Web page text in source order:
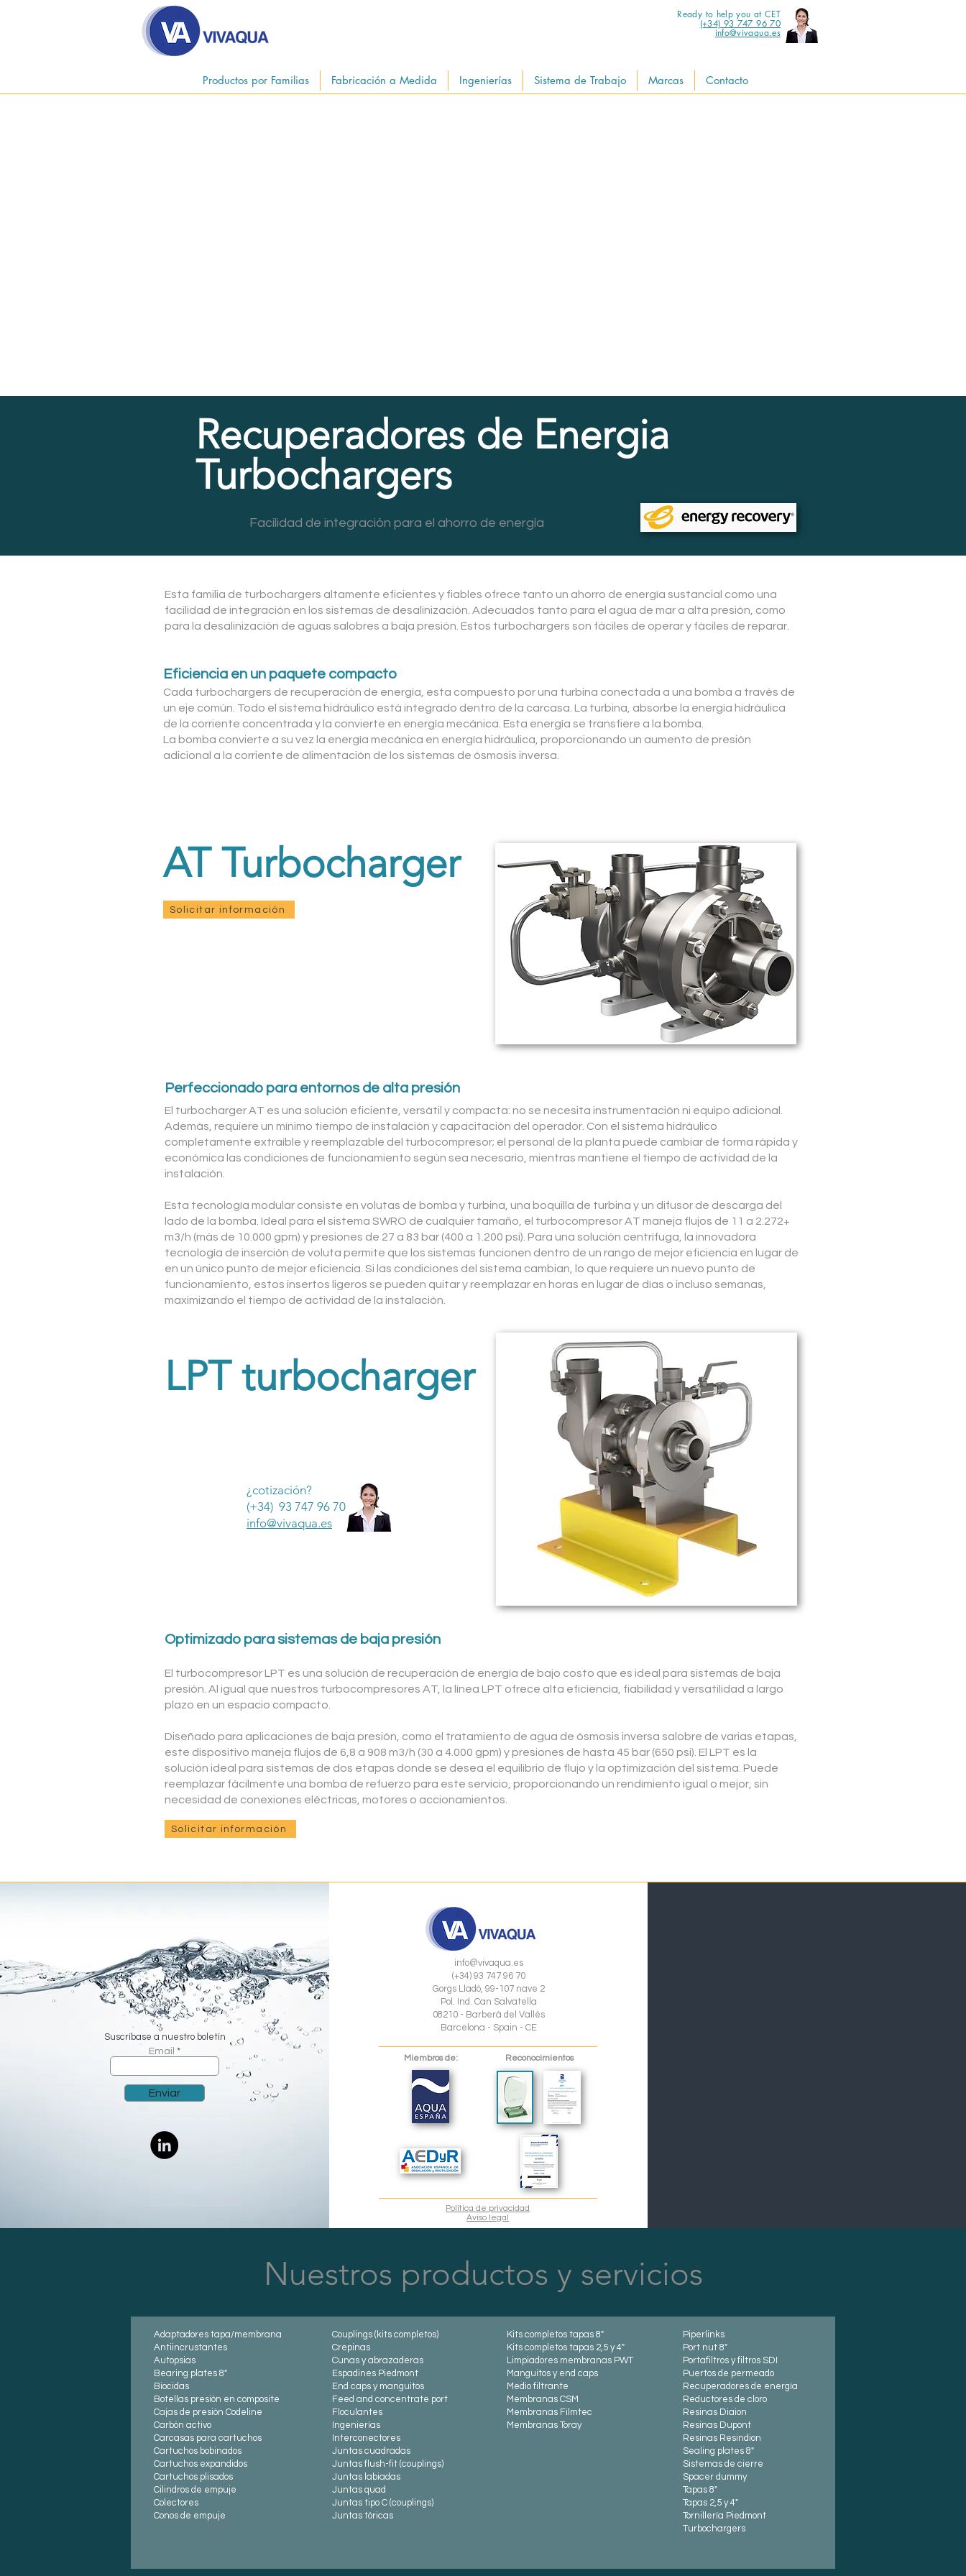
Ready to help you at CET
(+34) 93 747 96 70
info@vivaqua.es
Productos por Familias Fabricación a Medida Ingenierías Sistema de Trabajo Marcas Contacto
Recuperadores de Energia
Turbochargers
Facilidad de integración para el ahorro de energía
Esta familia de turbochargers altamente eficientes y fiables ofrece tanto un ahorro de energía sustancial como una
facilidad de integración en los sistemas de desalinización. Adecuados tanto para el agua de mar a alta presión, como
para la desalinización de aguas salobres a baja presión. Estos turbochargers son fáciles de operar y fáciles de reparar.
Eficiencia en un paquete compacto
Cada turbochargers de recuperación de energía, esta compuesto por una turbina conectada a una bomba a través de
un eje común. Todo el sistema hidráulico está integrado dentro de la carcasa. La turbina, absorbe la energía hidráulica
de la corriente concentrada y la convierte en energía mecánica. Esta energía se transfiere a la bomba.
La bomba convierte a su vez la energía mecánica en energía hidráulica, proporcionando un aumento de presión
adicional a la corriente de alimentación de los sistemas de ósmosis inversa.
AT Turbocharger
Solicitar información
Perfeccionado para entornos de alta presión
El turbocharger AT es una solución eficiente, versátil y compacta: no se necesita instrumentación ni equipo adicional.
Además, requiere un mínimo tiempo de instalación y capacitación del operador. Con el sistema hidráulico
completamente extraíble y reemplazable del turbocompresor; el personal de la planta puede cambiar de forma rápida y
económica las condiciones de funcionamiento según sea necesario, mientras mantiene el tiempo de actividad de la
instalación.
Esta tecnología modular consiste en volutas de bomba y turbina, una boquilla de turbina y un difusor de descarga del
lado de la bomba. Ideal para el sistema SWRO de cualquier tamaño, el turbocompresor AT maneja flujos de 11 a 2.272+
m3/h (más de 10.000 gpm) y presiones de 27 a 83 bar (400 a 1.200 psi). Para una solución centrífuga, la innovadora
tecnología de inserción de voluta permite que los sistemas funcionen dentro de un rango de mejor eficiencia en lugar de
en un único punto de mejor eficiencia. Si las condiciones del sistema cambian, lo que requiere un nuevo punto de
funcionamiento, estos insertos ligeros se pueden quitar y reemplazar en horas en lugar de días o incluso semanas,
maximizando el tiempo de actividad de la instalación.
LPT turbocharger
¿cotización?
(+34) 93 747 96 70
info@vivaqua.es
Optimizado para sistemas de baja presión
El turbocompresor LPT es una solución de recuperación de energía de bajo costo que es ideal para sistemas de baja
presión . Al igual que nuestros turbocompresores AT, la línea LPT ofrece alta eficiencia, fiabilidad y versatilidad a largo
plazo en un espacio compacto.
Diseñado para aplicaciones de baja presión, como el tratamiento de agua de ósmosis inversa salobre de varias etapas,
este dispositivo maneja flujos de 6,8 a 908 m3/h (30 a 4.000 gpm) y presiones de hasta 45 bar (650 psi). El LPT es la
solución ideal para sistemas de dos etapas donde se desea el equilibrio de flujo y la optimización del sistema. Puede
reemplazar fácilmente una bomba de refuerzo para este servicio, proporcionando un rendimiento igual o mejor, sin
necesidad de conexiones eléctricas, motores o accionamientos.
Solicitar información
Suscríbase a nuestro boletín
Email
Enviar
info@vivaqua.es
(+34) 93 747 96 70
Gorgs Lladó, 99-107 nave 2
Pol. Ind. Can Salvatella
08210 - Barberá del Vallés
Barcelona - Spain - CE
Miembros de: Reconocimientos
Política de privacidad
Aviso legal
Nuestros productos y servicios
Adaptadores tapa/membrana
Antiincrustantes
Autopsias
Bearing plates 8"
Biocidas
Botellas presión en composite
Cajas de presión Codeline
Carbón activo
Carcasas para cartuchos
Cartuchos bobinados
Cartuchos expandidos
Cartuchos plisados
Cilindros de empuje
Colectores
Conos de empuje
Couplings (kits completos)
Crepinas
Cunas y abrazaderas
Espadines Piedmont
End caps y manguitos
Feed and concentrate port
Floculantes
Ingenierías
Interconectores
Juntas cuadradas
Juntas flush-fit (couplings)
Juntas labiadas
Juntas quad
Juntas tipo C (coupl ings)
Juntas tóricas
Kits completos tapas 8"
Kits completos tapas 2,5 y4"
Limpiadores mem branas PWT
Manguitos y end caps
Medio filtrante
Membranas CSM
Membranas Filmtec
Membranas Toray
Piperlinks
Port nut 8"
Portafiltros y filtros SDI
Puertos de permeado
Recuperadores de energía
Reductores de cloro
Resinas Diaion
Resinas Dupont
Resinas Resindion
Sealing plates 8"
Sistemas de cierre
Spacer dummy
Tapas 8"
Tapas 2,5 y 4"
Tornillería Piedmont
Turbochargers